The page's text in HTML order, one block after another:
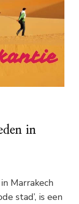
in
Marrakech
stad’, is een